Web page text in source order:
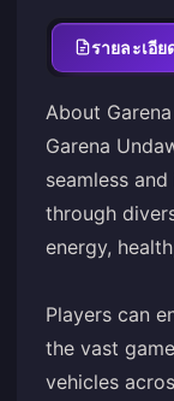
รายละเอีย
About
Garena
seamless
through
energy,
Players can
the vast
vehicles